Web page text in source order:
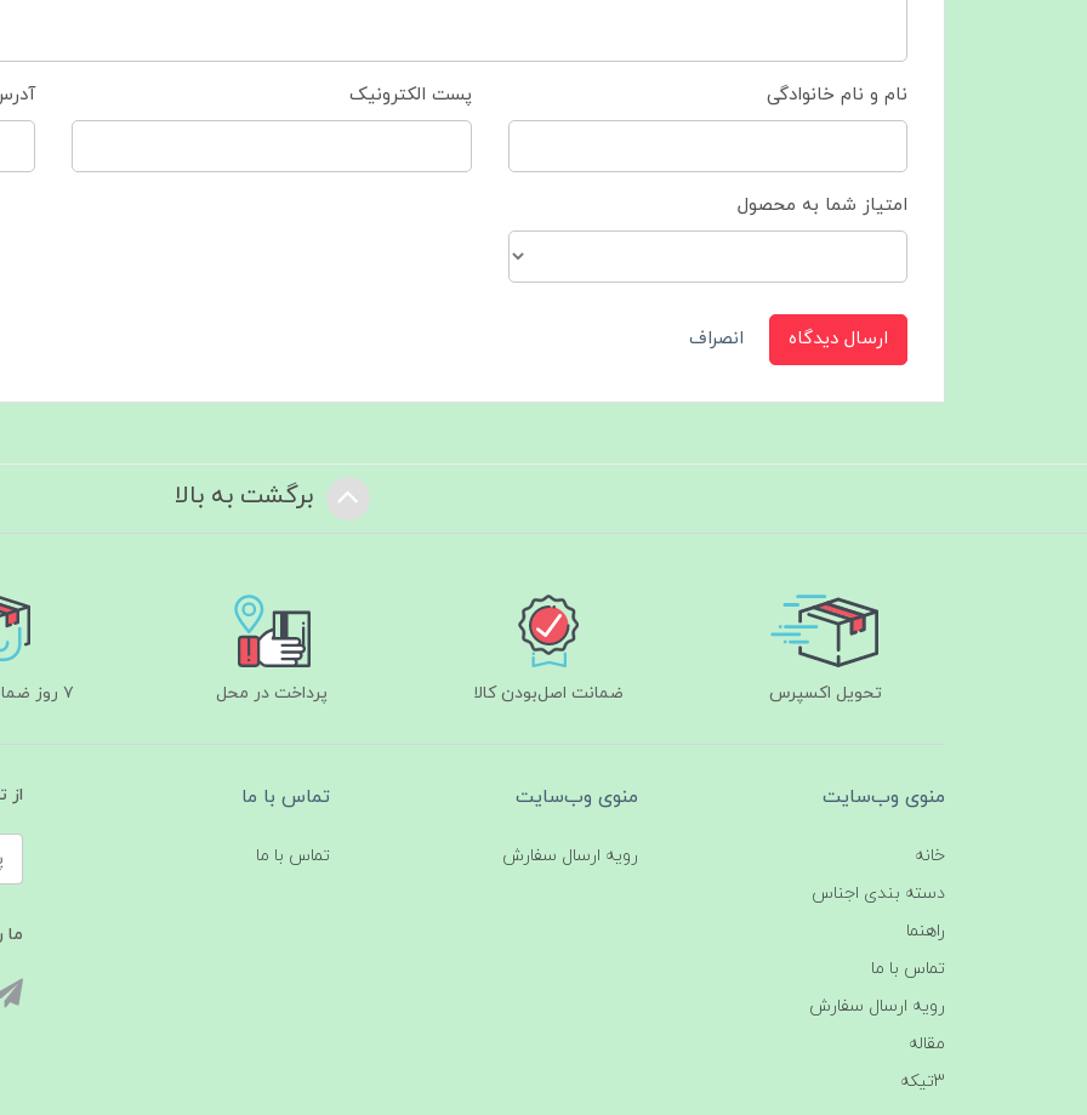
نام و نام خانوادگی پست الکترونیک
امتیاز شما به محصول
ارسال دیدگاه انصراف
برگشت به بالا
تحویل اکسپرس ضمانت اصل‌بودن کالا پرداخت در محل ۷ روز ضمانت بازگشت
منوی وب‌سایت
خانه
دسته بندی اجناس
راهنما
تماس با ما
رویه ارسال سفارش
مقاله
3تیکه
منوی وب‌سایت
رویه ارسال سفارش
تماس با ما
تماس با ما
از
ما